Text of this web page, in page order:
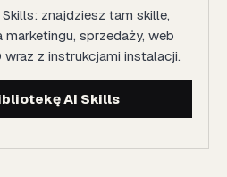
znajdziesz tam skille,
sprzedaży, web
wraz z instrukcjami instalacji.
AI Skills